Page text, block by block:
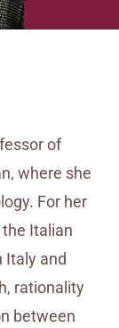
of
where she
For her
Italian
Italy and
rationality
between